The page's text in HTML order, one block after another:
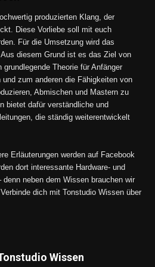
produzierten Klang, der
Diese Vorliebe soll mit euch
Für die Umsetzung wird das
diesem Grund ist es das Ziel von
Theorie für Anfänger
zum anderen die Fähigkeiten von
Abmischen und Mastern zu
bietet dafür verständliche und
die ständig weiterentwickelt
Erläuterungen werden auf Facebook
dort interessante Hardware- und
denn neben dem Wissen brauchen wir
dich mit Tonstudio Wissen über
Wissen